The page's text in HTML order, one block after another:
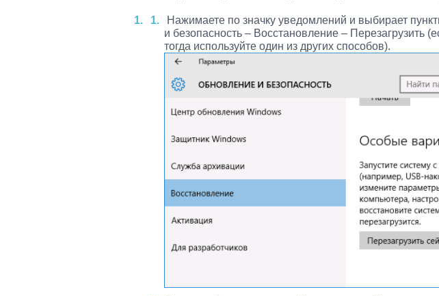
Нажимаете по значку уведомлений и выбирает
и безопасность – Восстановление – Перезагрузить
тогда используйте один из других способов).